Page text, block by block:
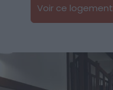
Voir ce logement